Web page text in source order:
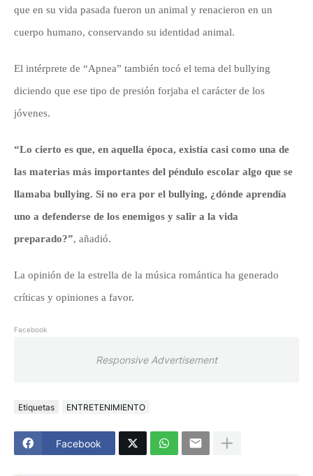
que en su vida pasada fueron un animal y renacieron en un
cuerpo humano, conservando su identidad animal.
El intérprete de “Apnea” también tocó el tema del bullying
diciendo que ese tipo de presión forjaba el carácter de los
jóvenes.
“Lo cierto es que, en aquella época, existía casi como una de
las materias más importantes del péndulo escolar algo que se
llamaba bullying. Si no era por el bullying, ¿dónde aprendía
uno a defenderse de los enemigos y salir a la vida
preparado?”, añadió.
La opinión de la estrella de la música romántica ha generado
críticas y opiniones a favor.
Facebook
Responsive Advertisement
Etiquetas ENTRETENIMIENTO
Facebook